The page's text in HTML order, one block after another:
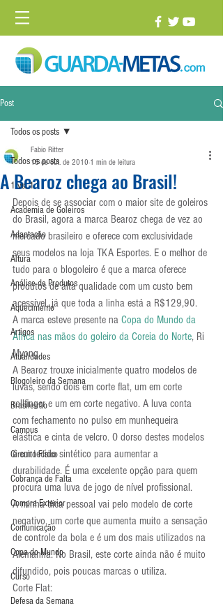
Post
Todos os posts
1 vs. 1
Academia de Goleiros
Adaptação
Altura
Análise de Produtos
Aquecimento
Artigos
Atualidades
Blogoleiro da Semana
Brasileirão
Campus
Circuito Físico
Cobrança de Falta
Compra Exterior
Comunicação
Copa do Mundo
Curso
Defesa da Semana
Todos os posts
A Bearoz chega ao Brasil!
Fabio Ritter
15 de out. de 2010 1 min de leitura
Depois de se associar com o maior site de goleiros
do Brasil, agora a marca Bearoz chega de vez ao
mercado brasileiro e oferece com exclusividade
seus modelos na loja TKA Esportes. E o melhor de
tudo para o blogoleiro é que a marca oferece
produtos de alta qualidade com um custo bem
acessível, já que toda a linha está a R$129,90.
A marca esteve presente na Copa do Mundo da
África nas mãos do goleiro da Coreia do Norte, Ri
Myong.
A Bearoz trouxe inicialmente quatro modelos de
luvas, sendo dois em corte flat, um em corte
rollfinger e um em corte negativo. A luva conta
com fechamento no pulso em munhequeira
elástica e cinta de velcro. O dorso destes modelos
é em tecido sintético para aumentar a
durabilidade. É uma excelente opção para quem
procura uma luva de jogo de nível profissional.
A minha dica pessoal vai pelo modelo de corte
negativo, um corte que aumenta muito a sensação
de controle da bola e é um dos mais utilizados na
Alemanha. No Brasil, este corte ainda não é muito
difundido, pois poucas marcas o utiliza.
Corte Flat: